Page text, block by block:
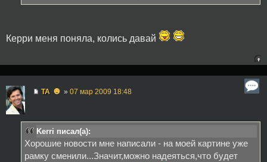
Керри меня поняла, колись давай
TA ☻ » 07 мар 2009 18:48
Kerri писал(а):
Хорошие новости мне написали - на моей картине уже
рамку сменили...Значит,можно надеяться,что будет